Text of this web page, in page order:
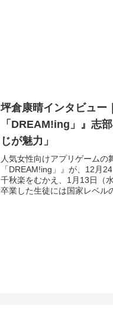
坪倉康晴インタビュー
「DREAM!ing」』志
じが魅力」
人気女性向けアプリゲームの
「DREAM!ing」』が、12月
千秋楽をむかえ、1月13日（
卒業した生徒には国家レベル